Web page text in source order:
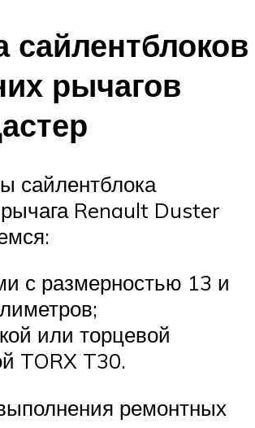
сайлентблоков
рычагов
сайлентблока
рычага Renault Duster
с размерностью 13 и
или торцевой
TORX T30.
ремонтных